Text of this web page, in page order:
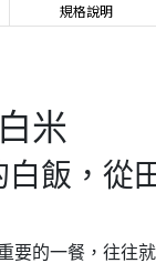
規格說明
米
飯，從
要的一餐，往往